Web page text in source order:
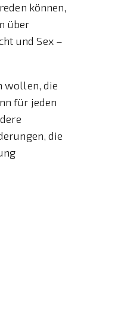
können,
über
und Sex –
wollen, die
für jeden
die